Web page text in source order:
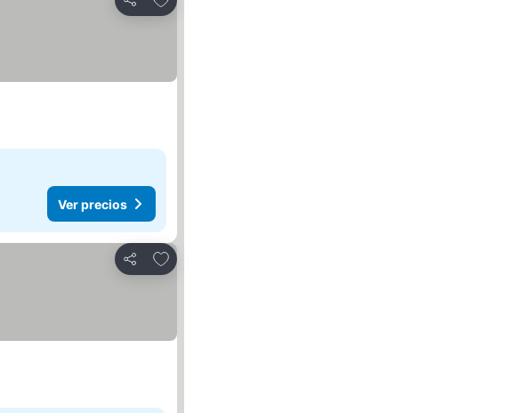
Compartir
Ver precios
Compartir
Agregar a favoritos